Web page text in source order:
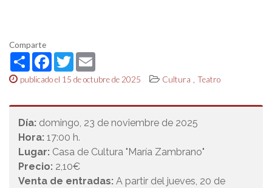
Comparte
ShareFacebook
Twitter
publicado el 15 de octubre de 2025 Cultura , Teatro
Día: domingo, 23 de noviembre de 2025
Hora: 17:00 h.
Lugar: Casa de Cultura "María Zambrano"
Precio: 2,10€
Venta de entradas: A partir del jueves, 20 de